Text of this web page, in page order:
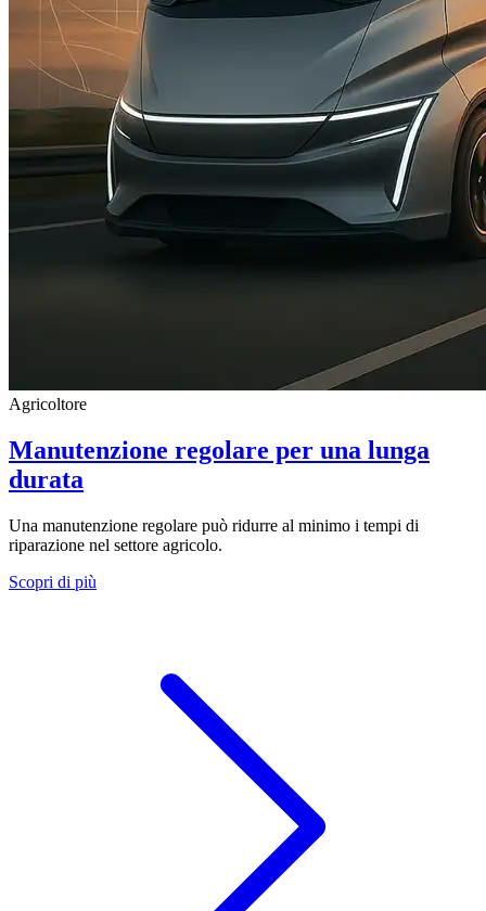
Agricoltore
Manutenzione regolare per una lunga
durata
Una manutenzione regolare può ridurre al minimo i tempi di
riparazione nel settore agricolo.
Scopri di più